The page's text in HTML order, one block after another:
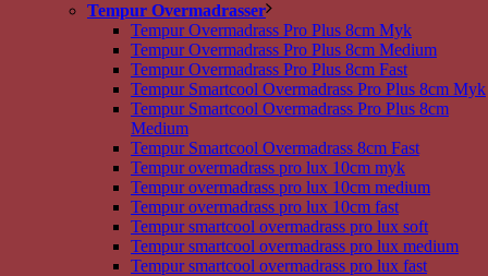
Tempur Overmadrasser
Tempur Overmadrass Pro Plus 8cm Myk
Tempur Overmadrass Pro Plus 8cm Medium
Tempur Overmadrass Pro Plus 8cm Fast
Tempur Smartcool Overmadrass Pro Plus 8cm Myk
Tempur Smartcool Overmadrass Pro Plus 8cm
Medium
Tempur Smartcool Overmadrass 8cm Fast
Tempur overmadrass pro lux 10cm myk
Tempur overmadrass pro lux 10cm medium
Tempur overmadrass pro lux 10cm fast
Tempur smartcool overmadrass pro lux soft
Tempur smartcool overmadrass pro lux medium
Tempur smartcool overmadrass pro lux fast